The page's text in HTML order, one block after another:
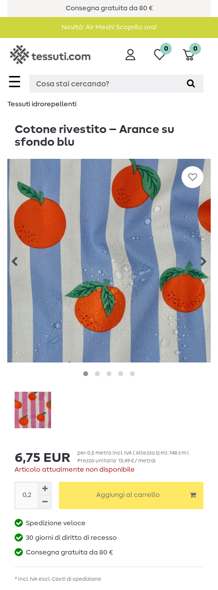
Consegna gratuita da 80 €
Novità: Air Mesh! Scoprilo ora!
☰
0 0
Tessuti idrorepellenti
Cotone rivestito – Arance su
sfondo blu
6,75 EUR per0,5 metroincl. IVA( Altezza (cm): 148 cm |
Prezzo unitario 13,49 € / metro)
Articolo attualmente non disponibile
Aggiungi al carrello
Spedizione veloce
30 giorni di diritto di recesso
Consegna gratuita da 80 €
* incl. IVA escl. Costi di spedizione